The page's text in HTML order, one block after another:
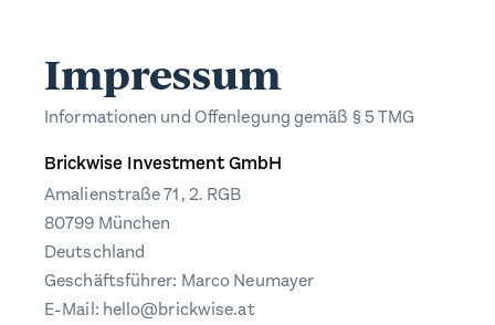
Impressum
Informationen und Offenlegung gemäß § 5 TMG
Brickwise Investment GmbH
Amalienstraße 71, 2. RGB
80799 München
Deutschland
Geschäftsführer: Marco Neumayer
E-Mail: hello@brickwise.at